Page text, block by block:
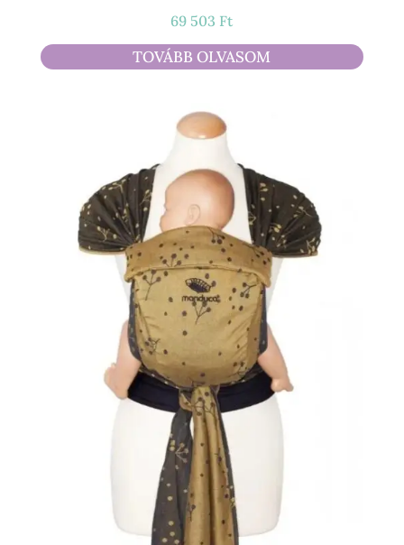
69 503 Ft
TOVÁBB OLVASOM